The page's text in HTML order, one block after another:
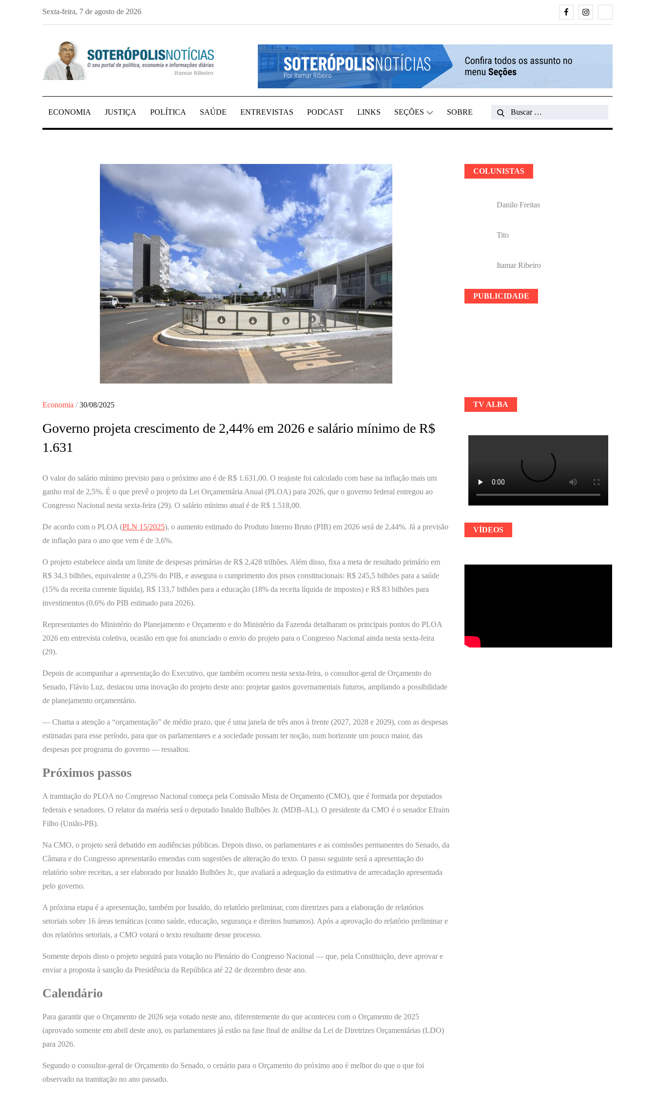
Sexta-feira, 7 de agosto de 2026 FacebookInstagram
SOTERÓPOLIS NOTÍCIAS
PORTAL DE NOTÍCIAS DE SALVADOR E REGIÃO, POR ITAMAR RIBEIRO
ECONOMIA JUSTIÇA POLÍTICA SAÚDE ENTREVISTAS PODCAST LINKS SEÇÕES SOBRE
Search
Search
Economia Posted
30/08/2025
Governo projeta crescimento de 2,44% em 2026 e salário mínimo de R$
1.631
O valor do salário mínimo previsto para o próximo ano é de R$ 1.631,00. O reajuste foi calculado com base na inflação mais um
ganho real de 2,5%. É o que prevê o projeto da Lei Orçamentária Anual (PLOA) para 2026, que o governo federal entregou ao
Congresso Nacional nesta sexta-feira (29). O salário mínimo atual é de R$ 1.518,00.
De acordo com o PLOA (PLN 15/2025), o aumento estimado do Produto Interno Bruto (PIB) em 2026 será de 2,44%. Já a previsão
de inflação para o ano que vem é de 3,6%.
O projeto estabelece ainda um limite de despesas primárias de R$ 2,428 trilhões. Além disso, fixa a meta de resultado primário em
R$ 34,3 bilhões, equivalente a 0,25% do PIB, e assegura o cumprimento dos pisos constitucionais: R$ 245,5 bilhões para a saúde
(15% da receita corrente líquida), R$ 133,7 bilhões para a educação (18% da receita líquida de impostos) e R$ 83 bilhões para
investimentos (0,6% do PIB estimado para 2026).
Representantes do Ministério do Planejamento e Orçamento e do Ministério da Fazenda detalharam os principais pontos do PLOA
2026 em entrevista coletiva, ocasião em que foi anunciado o envio do projeto para o Congresso Nacional ainda nesta sexta-feira
(29).
Depois de acompanhar a apresentação do Executivo, que também ocorreu nesta sexta-feira, o consultor-geral de Orçamento do
Senado, Flávio Luz, destacou uma inovação do projeto deste ano: projetar gastos governamentais futuros, ampliando a possibilidade
de planejamento orçamentário.
— Chama a atenção a “orçamentação” de médio prazo, que é uma janela de três anos à frente (2027, 2028 e 2029), com as despesas
estimadas para esse período, para que os parlamentares e a sociedade possam ter noção, num horizonte um pouco maior, das
despesas por programa do governo — ressaltou.
Próximos passos
A tramitação do PLOA no Congresso Nacional começa pela Comissão Mista de Orçamento (CMO), que é formada por deputados
federais e senadores. O relator da matéria será o deputado Isnaldo Bulhões Jr. (MDB-AL). O presidente da CMO é o senador Efraim
Filho (União-PB).
Na CMO, o projeto será debatido em audiências públicas. Depois disso, os parlamentares e as comissões permanentes do Senado, da
Câmara e do Congresso apresentarão emendas com sugestões de alteração do texto. O passo seguinte será a apresentação do
relatório sobre receitas, a ser elaborado por Isnaldo Bulhões Jr., que avaliará a adequação da estimativa de arrecadação apresentada
pelo governo.
A próxima etapa é a apresentação, também por Isnaldo, do relatório preliminar, com diretrizes para a elaboração de relatórios
setoriais sobre 16 áreas temáticas (como saúde, educação, segurança e direitos humanos). Após a aprovação do relatório preliminar e
dos relatórios setoriais, a CMO votará o texto resultante desse processo.
Somente depois disso o projeto seguirá para votação no Plenário do Congresso Nacional — que, pela Constituição, deve aprovar e
enviar a proposta à sanção da Presidência da República até 22 de dezembro deste ano.
Calendário
Para garantir que o Orçamento de 2026 seja votado neste ano, diferentemente do que aconteceu com o Orçamento de 2025
(aprovado somente em abril deste ano), os parlamentares já estão na fase final de análise da Lei de Diretrizes Orçamentárias (LDO)
para 2026.
Segundo o consultor-geral de Orçamento do Senado, o cenário para o Orçamento do próximo ano é melhor do que o que foi
observado na tramitação no ano passado.
COLUNISTAS
Danilo Freitas
Tito
Itamar Ribeiro
PUBLICIDADE
TV ALBA
VÍDEOS